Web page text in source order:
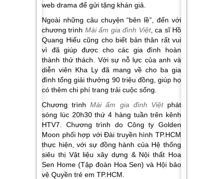
web drama để gửi tặng khán giả.
Ngoài những câu chuyện “bên lề”, đến với
chương trình Mái ấm gia đình Việt, ca sĩ Hồ
Quang Hiếu cũng cho biết bản thân rất vui
vì đã giúp được cho các gia đình hoàn
thành thử thách. Với sự nỗ lực của anh và
diễn viên Kha Ly đã mang về cho ba gia
đình tổng giải thưởng 90 triệu đồng, giúp họ
có thêm chi phí trang trải cuộc sống.
Chương trìnhMái ấm gia đình Việtphát
sóng lúc 20h30 thứ 4 hàng tuần trên kênh
HTV7. Chương trình do Công ty Golden
Moon phối hợp với Đài truyền hình TP.HCM
thực hiện, với sự đồng hành của Hệ thống
siêu thị Vật liệu xây dựng & Nội thất Hoa
Sen Home (Tập đoàn Hoa Sen) và Hội bảo
vệ Quyền trẻ em TP.HCM.